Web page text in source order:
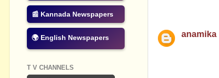
anamika
📰 Kannada Newspapers
🌍 English Newspapers
T V CHANNELS